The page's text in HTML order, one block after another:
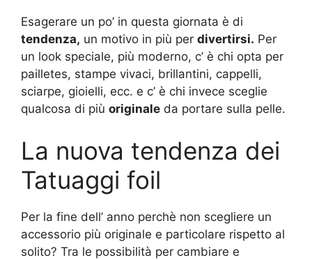
Esagerare un po’ in questa giornata è di
tendenza, un motivo in più per divertirsi. Per
un look speciale, più moderno, c’ è chi opta per
pailletes, stampe vivaci, brillantini, cappelli,
sciarpe, gioielli, ecc. e c’ è chi invece sceglie
qualcosa di più originale da portare sulla pelle.
La nuova tendenza dei
Tatuaggi foil
Per la fine dell’ anno perchè non scegliere un
accessorio più originale e particolare rispetto al
solito? Tra le possibilità per cambiare e